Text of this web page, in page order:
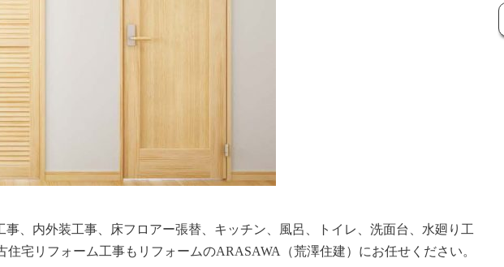
、内外装工事、床フロアー張替、キッチン、風呂、トイレ、洗面台、水廻り工
宅リフォーム工事もリフォームのARASAWA（荒澤住建）にお任せください。